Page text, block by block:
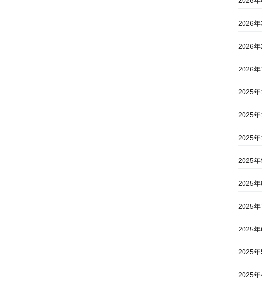
2026年
2026年
2026年
2025年
2025年
2025年
2025年
2025年
2025年
2025年
2025年
2025年